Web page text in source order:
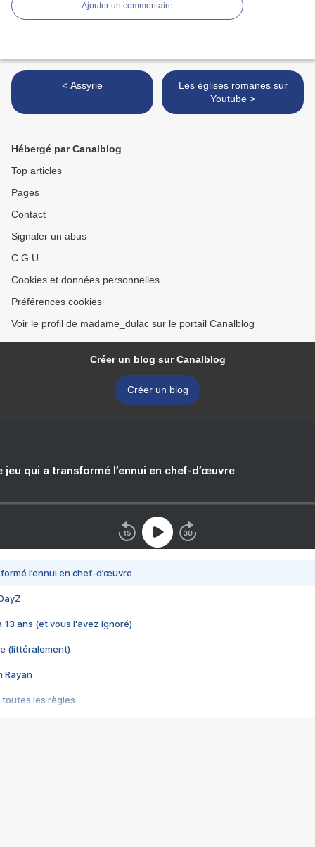
Ajouter un commentaire
< Assyrie
Les églises romanes sur
Youtube >
Hébergé par Canalblog
Top articles
Pages
Contact
Signaler un abus
C.G.U.
Cookies et données personnelles
Préférences cookies
Voir le profil de madame_dulac sur le portail Canalblog
Créer un blog sur Canalblog
Créer un blog
jeu qui a transformé l’ennui en chef-d’œuvre
l’ennui en chef-d’œuvre
13 ans (et vous l'avez ignoré)
(littéralement)
Rayan
toutes les règles